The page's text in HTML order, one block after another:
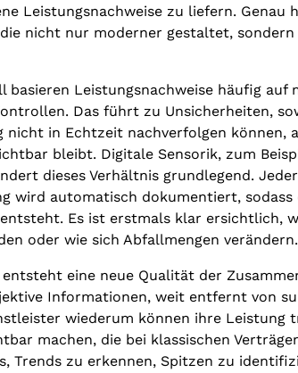
Leistungsnachweise zu liefern. Genau
nicht nur moderner gestaltet,
basieren Leistungsnachweise häufig auf
Das führt zu Unsicherheiten,
nicht in Echtzeit nachverfolgen können,
bleibt. Digitale Sensorik, zum
dieses Verhältnis grundlegend.
wird automatisch dokumentiert, sodass
Es ist erstmals klar ersichtlich,
oder wie sich Abfallmengen verändern.
eine neue Qualität der
Informationen, weit entfernt von
wiederum können ihre Leistung
machen, die bei klassischen
Trends zu erkennen, Spitzen zu